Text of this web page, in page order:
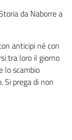
da Naborre a
anticipi né con
tra loro il giorno
lo scambio
Si prega di non